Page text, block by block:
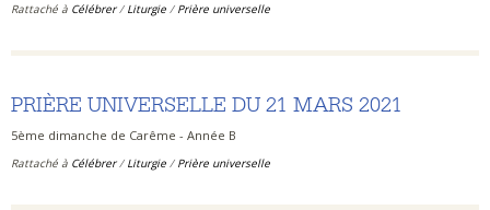
Rattaché à Célébrer / Liturgie / Prière universelle
PRIÈRE UNIVERSELLE DU 21 MARS 2021
5ème dimanche de Carême - Année B
Rattaché à Célébrer / Liturgie / Prière universelle